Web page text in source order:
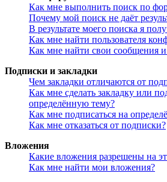
Как мне выполнить поиск по
Почему мой поиск не даёт
В результате моего поиска я
Как мне найти пользователя
Как мне найти свои сообщения
Подписки и закладки
Чем закладки отличаются от
Как мне сделать закладку или
определённую тему?
Как мне подписаться на
Как мне отказаться от подписки?
Вложения
Какие вложения разрешены на
Как мне найти мои вложения?